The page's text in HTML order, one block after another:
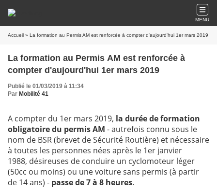
MENU
Accueil » La formation au Permis AM est renforcée à compter d'aujourd'hui 1er mars 2019
La formation au Permis AM est renforcée à
compter d'aujourd'hui 1er mars 2019
Publié le 01/03/2019 à 11:34
Par Mobilité 41
A compter du 1er mars 2019, la durée de formation
obligatoire du permisAM -autrefois connu sous le
nom de BSR (brevet de Sécurité Routière) et nécessaire
à toutes les personnes nées après le 1er janvier
1988, désireuses de conduire un cyclomoteur léger
(50cc ou moins) ou une voiture sans permis (à partir
de 14 ans) - passe de 7 à 8 heures.